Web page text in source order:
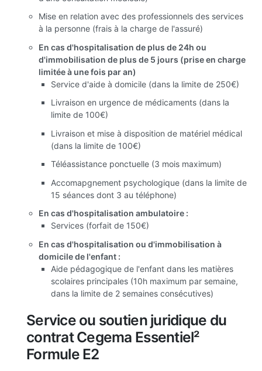
Mise en relation avec des professionnels des services
à la personne (frais à la charge de l'assuré)
En cas d'hospitalisation de plus de 24h ou
d'immobilisation de plus de 5 jours (prise en charge
limitée à une fois par an)
Service d'aide à domicile (dans la limite de 250€)
Livraison en urgence de médicaments (dans la
limite de 100€)
Livraison et mise à disposition de matériel médical
(dans la limite de 100€)
Téléassistance ponctuelle (3 mois maximum)
Accomapgnement psychologique (dans la limite de
15 séances dont 3 au téléphone)
En cas d'hospitalisation ambulatoire :
Services (forfait de 150€)
En cas d'hospitalisation ou d'immobilisation à
domicile de l'enfant :
Aide pédagogique de l'enfant dans les matières
scolaires principales (10h maximum par semaine,
dans la limite de 2 semaines consécutives)
Service ou soutien juridique du
contrat Cegema Essentiel²
Formule E2